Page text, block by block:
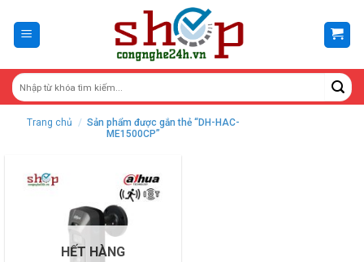
content
Trang chủ / Sản phẩm được gắn thẻ “DH-HAC-
ME1500CP”
HẾT HÀNG